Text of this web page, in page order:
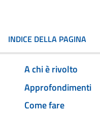
INDICE DELLA PAGINA
A chi è rivolto
Approfondimenti
Come fare